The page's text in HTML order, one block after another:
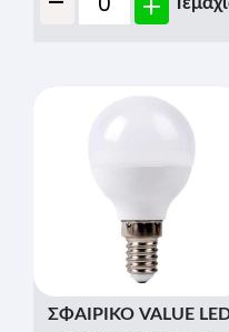
ΣΦΑΙΡΙΚΟ VALUE